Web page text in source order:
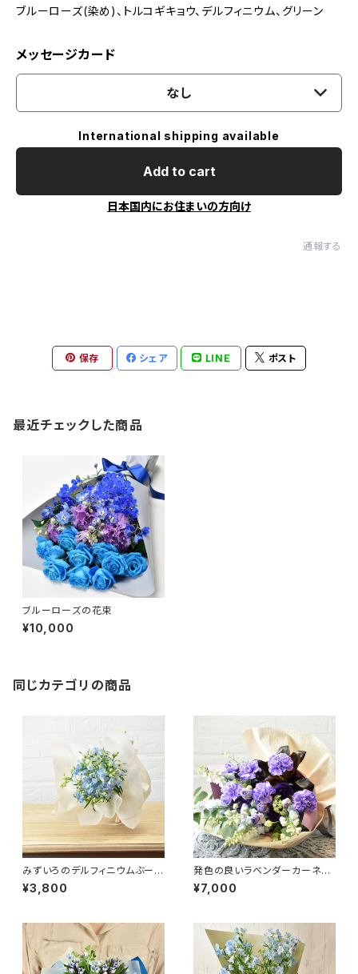
ブルーローズ(染め)、トルコギキョウ、デルフィニウム、グリーン
メッセージカード
なし
International shipping available
Add to cart
日本国内にお住まいの方向け
通報する
保存 シェア LINE ポスト
最近チェックした商品
ブルーローズの花束
¥10,000
同じカテゴリの商品
みずいろのデルフィニウムぶーけ
ばーじょん
¥3,800
発色の良いラベンダーカーネー
ションの花束
¥7,000